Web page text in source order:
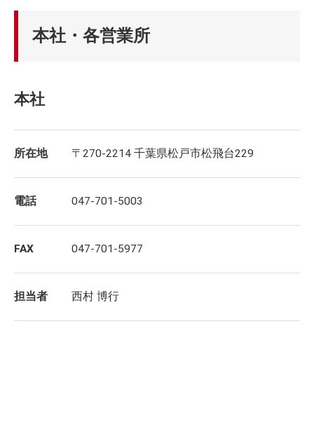
本社・各営業所
本社
所在地 〒270-2214 千葉県松戸市松飛台229
電話 047-701-5003
FAX 047-701-5977
担当者 西村 博行